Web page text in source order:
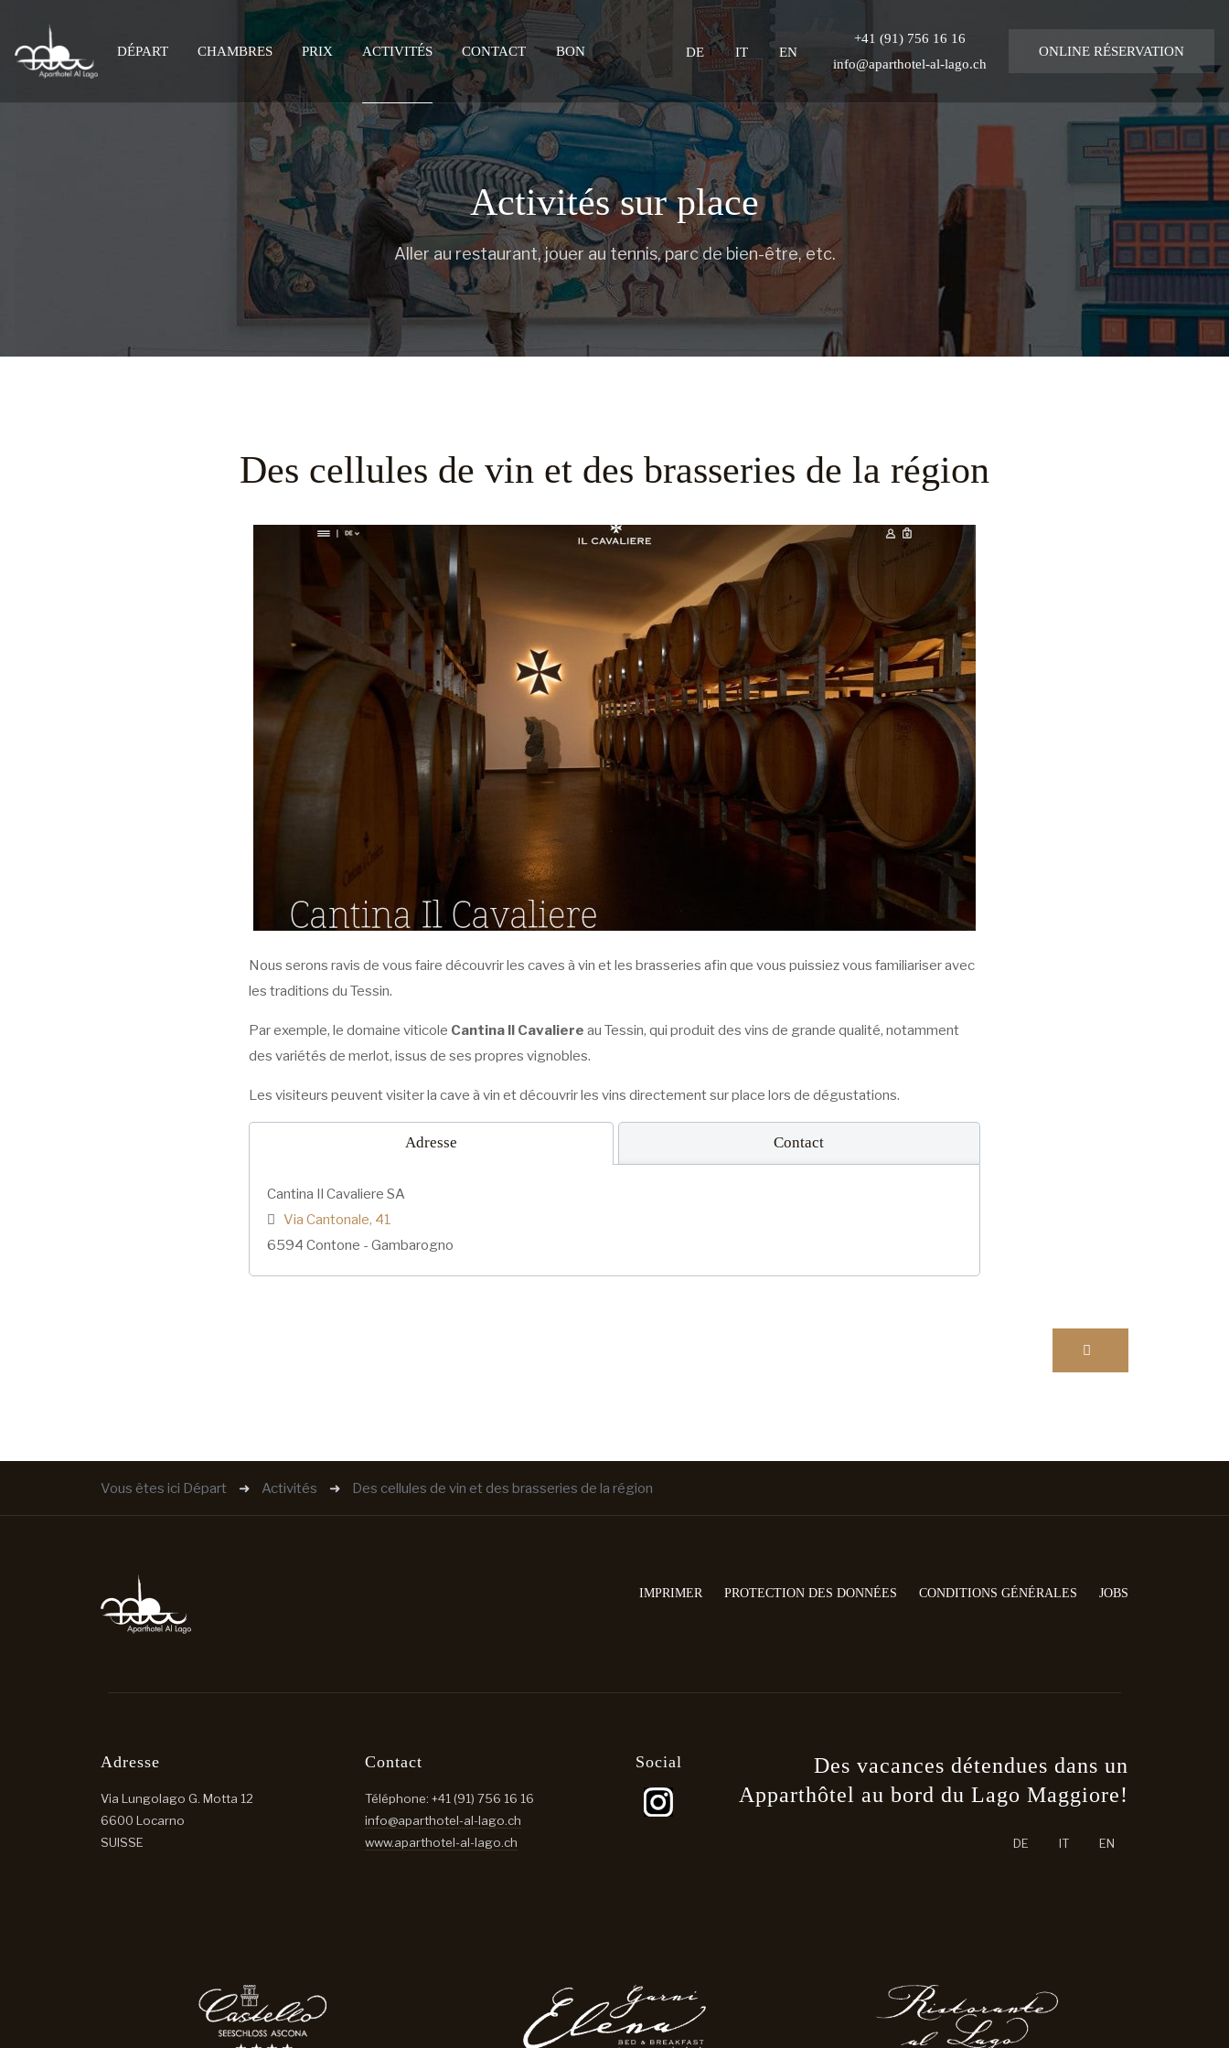
DÉPART CHAMBRES PRIX ACTIVITÉS CONTACT BON Sélectionnez votre langue
DE IT EN
+41 (91) 756 16 16
info@aparthotel-al-lago.ch
ONLINERÉSERVATION
Activités sur place
Aller au restaurant, jouer au tennis, parc de bien-être, etc.
Des cellules de vin et des brasseries de la région
Nous serons ravis de vous faire découvrir les caves à vin et les brasseries afin que vous puissiez vous familiariser avec
les traditions du Tessin.
Par exemple, le domaine viticole Cantina Il Cavaliere au Tessin, qui produit des vins de grande qualité, notamment
des variétés de merlot, issus de ses propres vignobles.
Les visiteurs peuvent visiter la cave à vin et découvrir les vins directement sur place lors de dégustations.
Adresse Contact
Cantina Il Cavaliere SA
‍Via Cantonale, 41
6594 Contone - Gambarogno
Vous êtes ici Départ Activités Des cellules de vin et des brasseries de la région
IMPRIMER PROTECTION DES DONNÉES CONDITIONS GÉNÉRALES JOBS
Adresse
Via Lungolago G. Motta 12
6600 Locarno
SUISSE
Contact
Téléphone:+41 (91) 756 16 16
info@aparthotel-al-lago.ch
www.aparthotel-al-lago.ch
Social
Des vacances détendues dans un
Apparthôtel au bord du Lago Maggiore!
DE IT EN